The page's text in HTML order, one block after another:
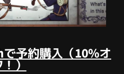
予約購入（10%オ
！）